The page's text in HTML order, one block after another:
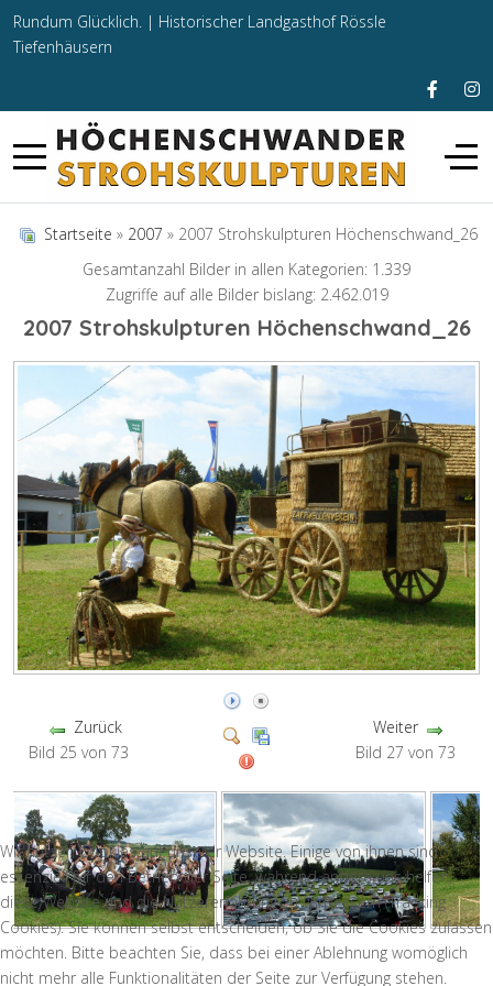
Rundum Glücklich. | Historischer Landgasthof Rössle
Tiefenhäusern
Startseite » 2007 » 2007 Strohskulpturen Höchenschwand_26
Gesamtanzahl Bilder in allen Kategorien: 1.339
Zugriffe auf alle Bilder bislang: 2.462.019
2007 Strohskulpturen Höchenschwand_26
Zurück
Bild 25 von 73
Weiter
Bild 27 von 73
Wir nutzen Cookies auf unserer Website. Einige von ihnen sind
essenziell für den Betrieb der Seite, während andere uns helfen,
diese Website und die Nutzererfahrung zu verbessern (Tracking
Cookies). Sie können selbst entscheiden, ob Sie die Cookies zulassen
möchten. Bitte beachten Sie, dass bei einer Ablehnung womöglich
nicht mehr alle Funktionalitäten der Seite zur Verfügung stehen.